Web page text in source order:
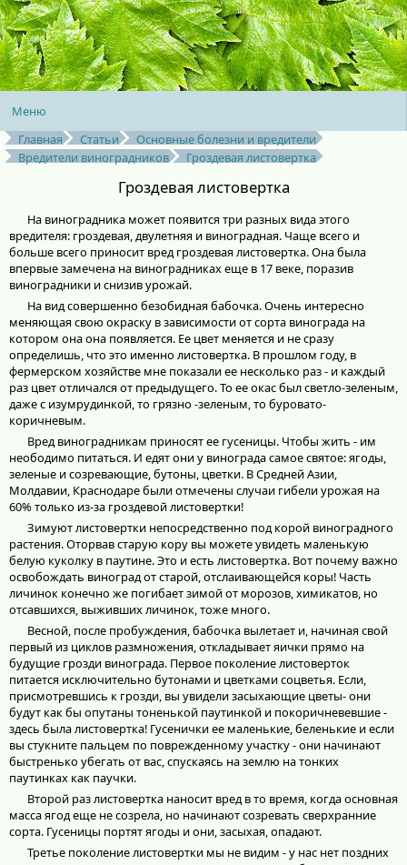
Меню
Главная
Статьи
Основные болезни и вредители
Вредители виноградников
Гроздевая листовертка
Гроздевая листовертка
На виноградника может появится три разных вида этого
вредителя: гроздевая, двулетняя и виноградная. Чаще всего и
больше всего приносит вред гроздевая листовертка. Она была
впервые замечена на виноградниках еще в 17 веке, поразив
виноградники и снизив урожай.
На вид совершенно безобидная бабочка. Очень интересно
меняющая свою окраску в зависимости от сорта винограда на
котором она она появляется. Ее цвет меняется и не сразу
определишь, что это именно листовертка. В прошлом году, в
фермерском хозяйстве мне показали ее несколько раз - и каждый
раз цвет отличался от предыдущего. То ее окас был светло-зеленым,
даже с изумрудинкой, то грязно -зеленым, то буровато-
коричневым.
Вред виноградникам приносят ее гусеницы. Чтобы жить - им
неободимо питаться. И едят они у винограда самое святое: ягоды,
зеленые и созревающие, бутоны, цветки. В Средней Азии,
Молдавии, Краснодаре были отмечены случаи гибели урожая на
60% только из-за гроздевой листовертки!
Зимуют листовертки непосредственно под корой виноградного
растения. Оторвав старую кору вы можете увидеть маленькую
белую куколку в паутине. Это и есть листовертка. Вот почему важно
освобождать виноград от старой, отслаивающейся коры! Часть
личинок конечно же погибает зимой от морозов, химикатов, но
отсавшихся, выживших личинок, тоже много.
Весной, после пробуждения, бабочка вылетает и, начиная свой
первый из циклов размножения, откладывает яички прямо на
будущие грозди винограда. Первое поколение листоверток
питается исключительно бутонами и цветками соцветья. Если,
присмотревшись к грозди, вы увидели засыхающие цветы- они
будут как бы опутаны тоненькой паутинкой и покоричневевшие -
здесь была листовертка! Гусенички ее маленькие, беленькие и если
вы стукните пальцем по поврежденному участку - они начинают
быстренько убегать от вас, спускаясь на землю на тонких
паутинках как паучки.
Второй раз листовертка наносит вред в то время, когда основная
масса ягод еще не созрела, но начинают созревать сверхранние
сорта. Гусеницы портят ягоды и они, засыхая, опадают.
Третье поколение листовертки мы не видим - у нас нет поздних